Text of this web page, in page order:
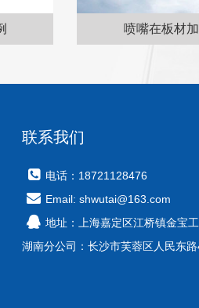
喷嘴在板材加工中的应用
联系我们
电话：18721128476
Email: shwutai@163.com
地址：上海嘉定区江桥镇金宝
湖南分公司：长沙市芙蓉区人民东